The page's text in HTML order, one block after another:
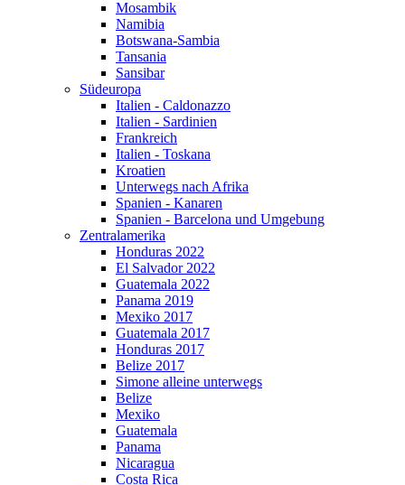
Mosambik
Namibia
Botswana-Sambia
Tansania
Sansibar
Südeuropa
Italien - Caldonazzo
Italien - Sardinien
Frankreich
Italien - Toskana
Kroatien
Unterwegs nach Afrika
Spanien - Kanaren
Spanien - Barcelona und Umgebung
Zentralamerika
Honduras 2022
El Salvador 2022
Guatemala 2022
Panama 2019
Mexiko 2017
Guatemala 2017
Honduras 2017
Belize 2017
Simone alleine unterwegs
Belize
Mexiko
Guatemala
Panama
Nicaragua
Costa Rica